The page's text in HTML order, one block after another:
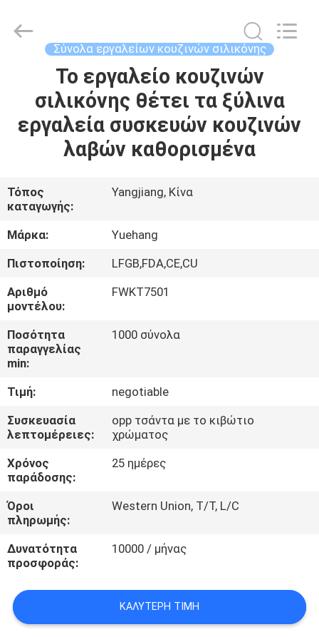
ΠΡΟΪΌΝΤΑ
ΕΜΕΊΣ
ΓΎΡΟΣ
ΕΡΓΟΣΤΑΣΊΩΝ
ΠΟΙΟΤΙΚΌΣ
ΈΛΕΓΧΟΣ
ΕΛΆΤΕ
ΣΕ
ΕΠΑΦΉ
ΜΕ
ΖΗΤΉΣΤΕ
ΈΝΑ
ΑΠΌΣΠΑΣΜΑ
SITEMAP
Trading
Co.,Ltd..
Σύνολα εργαλείων κουζινών σιλικόνης
Το εργαλείο κουζινών
σιλικόνης θέτει τα ξύλινα
εργαλεία συσκευών κουζινών
λαβών καθορισμένα
Τόπος
καταγωγής:
Yangjiang, Κίνα
Μάρκα:
Yuehang
Πιστοποίηση:
LFGB,FDA,CE,CU
Αριθμό
μοντέλου:
FWKT7501
Ποσότητα
παραγγελίας
min:
1000 σύνολα
Τιμή:
negotiable
Συσκευασία
λεπτομέρειες:
opp τσάντα με το κιβώτιο
χρώματος
Χρόνος
παράδοσης:
25 ημέρες
Όροι
πληρωμής:
Western Union, T/T, L/C
Δυνατότητα
προσφοράς:
10000 / μήνας
ΚΑΛΎΤΕΡΗ ΤΙΜΉ